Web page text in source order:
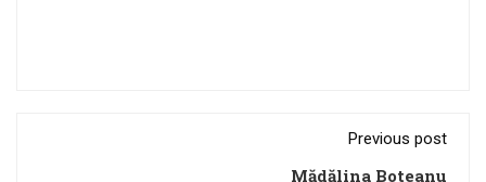
Previous post
Mădălina Boteanu